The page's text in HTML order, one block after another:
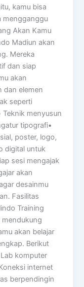
kamu bisa
mengganggu
Akan Kamu
Madiun akan
Mereka
dan siap
akan
dan elemen
seperti
menyusun
tipografi•
poster, logo,
digital untuk
sesi mengajak
akan
desainmu
Fasilitas
Training
akan belajar
Berikut
komputer
internet
berpendingin